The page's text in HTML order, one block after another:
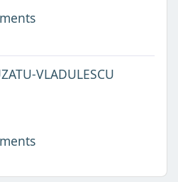
VLADULESCU